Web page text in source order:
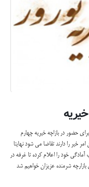
حضور در بازاچه خیریه چهارم
خیر را دارند تقاضا می شود نهایتا
مطلب آمادگی خود را اعلام کرده تا غرفه در
شرمنده عزیزان خواهیم شد